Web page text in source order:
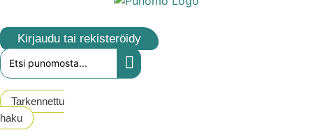
Teknisen työn
tekniikat
Työohjeet
ja -ideat
Kirjaudu tai rekisteröidy
Search
Tarkennettu
haku